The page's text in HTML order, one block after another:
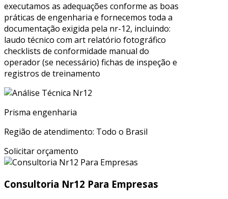
executamos as adequações conforme as boas
práticas de engenharia e fornecemos toda a
documentação exigida pela nr-12, incluindo:
laudo técnico com art relatório fotográfico
checklists de conformidade manual do
operador (se necessário) fichas de inspeção e
registros de treinamento
Prisma engenharia
Região de atendimento: Todo o Brasil
Solicitar orçamento
Consultoria Nr12 Para Empresas